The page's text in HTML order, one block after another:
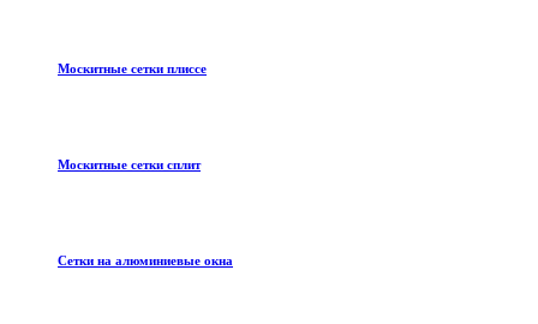
Москитные сетки плиссе
Москитные сетки сплит
Сетки на алюминиевые окна